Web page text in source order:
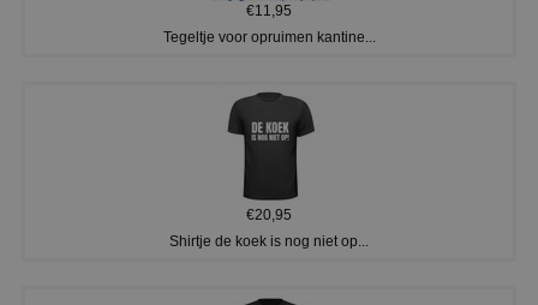
€11,95
Tegeltje voor opruimen kantine...
€20,95
Shirtje de koek is nog niet op...